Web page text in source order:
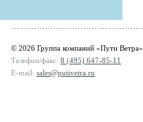
© 2026 Группа компаний «Пути Ветра»
Телефон/факс: 8 (495) 647-85-11
E-mail: sales@putivetra.ru